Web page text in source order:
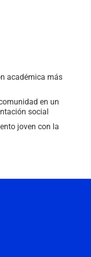
académica más
en un
social
joven con la